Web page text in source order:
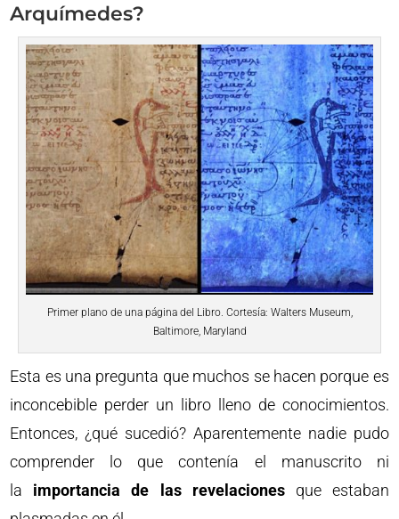
Arquímedes?
Primer plano de una página del Libro. Cortesía: Walters Museum,
Baltimore, Maryland
Esta es una pregunta que muchos se hacen porque es
inconcebible perder un libro lleno de conocimientos.
Entonces, ¿qué sucedió? Aparentemente nadie pudo
comprender lo que contenía el manuscrito ni
la importancia de las revelaciones que estaban